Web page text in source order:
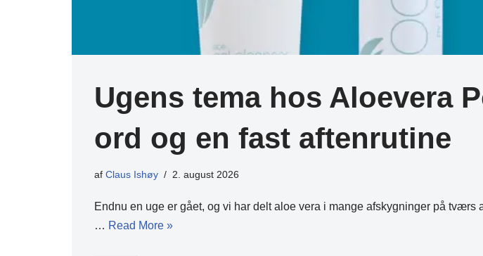
Ugens tema hos Aloevera
ord og en fast aftenrutine
af Claus Ishøy 2. august 2026
Endnu en uge er gået, og vi har delt aloe vera i mange afskygninger på
… Read More »